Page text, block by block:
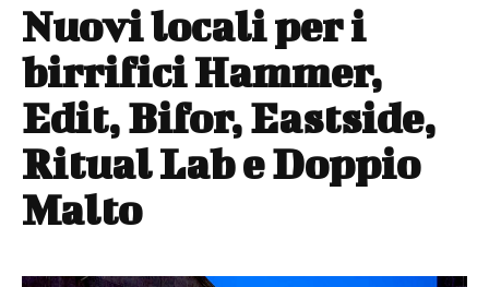
Nuovi locali per i
birrifici Hammer,
Edit, Bifor, Eastside,
Ritual Lab e Doppio
Malto